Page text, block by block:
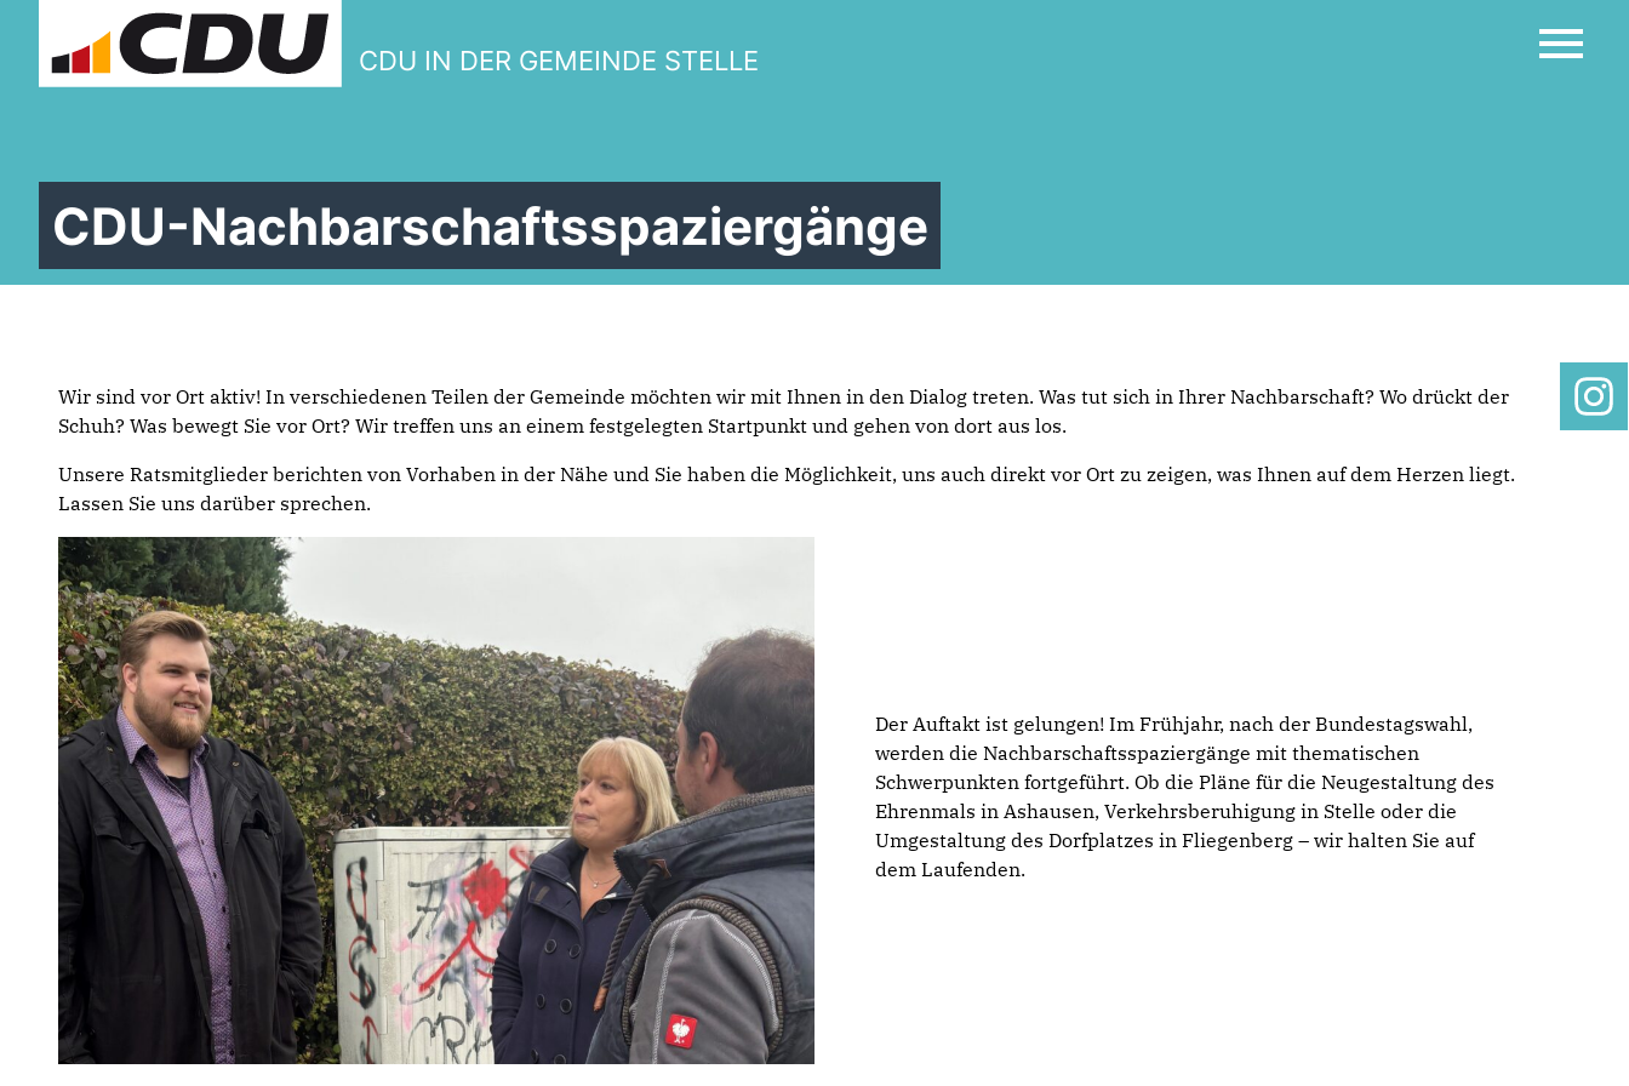
CDU IN DER GEMEINDE STELLE
CDU-Nachbarschaftsspaziergänge
Wir sind vor Ort aktiv! In verschiedenen Teilen der Gemeinde möchten wir mit Ihnen in den Dialog treten. Was tut sich in Ihrer Nachbarschaft? Wo drückt der
Schuh? Was bewegt Sie vor Ort? Wir treffen uns an einem festgelegten Startpunkt und gehen von dort aus los.
Unsere Ratsmitglieder berichten von Vorhaben in der Nähe und Sie haben die Möglichkeit, uns auch direkt vor Ort zu zeigen, was Ihnen auf dem Herzen liegt.
Lassen Sie uns darüber sprechen.
Der Auftakt ist gelungen! Im Frühjahr, nach der Bundestagswahl,
werden die Nachbarschaftsspaziergänge mit thematischen
Schwerpunkten fortgeführt. Ob die Pläne für die Neugestaltung des
Ehrenmals in Ashausen, Verkehrsberuhigung in Stelle oder die
Umgestaltung des Dorfplatzes in Fliegenberg – wir halten Sie auf
dem Laufenden.